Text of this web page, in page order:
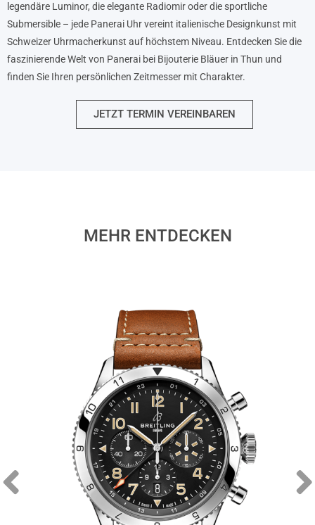
legendäre Luminor, die elegante Radiomir oder die sportliche
Submersible – jede Panerai Uhr vereint italienische Designkunst mit
Schweizer Uhrmacherkunst auf höchstem Niveau. Entdecken Sie die
faszinierende Welt von Panerai bei Bijouterie Bläuer in Thun und
finden Sie Ihren persönlichen Zeitmesser mit Charakter.
JETZT TERMIN VEREINBAREN
MEHR ENTDECKEN